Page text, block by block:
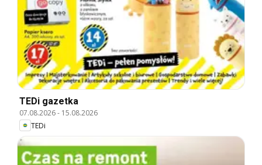
TEDi gazetka
07.08.2026- 15.08.2026
TEDi